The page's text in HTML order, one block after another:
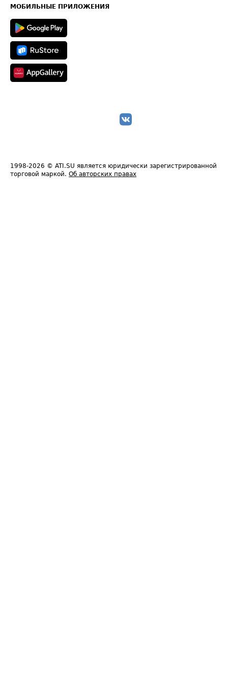
Техническая информация
МОБИЛЬНЫЕ ПРИЛОЖЕНИЯ
1998-2026 © ATI.SU является юридически зарегистрированной
торговой маркой. Об авторских правах